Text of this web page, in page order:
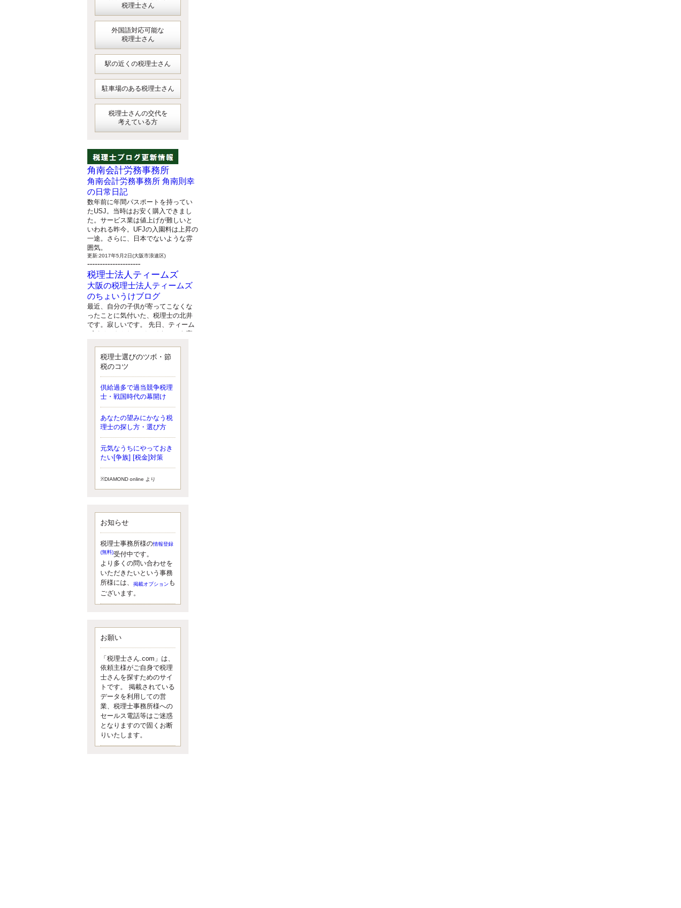
税理士さん
外国語対応可能な
税理士さん
駅の近くの税理士さん
駐車場のある税理士さん
税理士さんの交代を
考えている方
角南会計労務事務所
角南会計労務事務所 角南則幸
の日常日記
数年前に年間パスポートを持ってい
たUSJ。当時はお安く購入できまし
た。サービス業は値上げが難しいと
いわれる昨今。UFJの入園料は上昇の
一途。さらに、日本でないような雰
囲気。
更新:2017年5月2日(大阪市浪速区)
---------------------
税理士法人ティームズ
大阪の税理士法人ティームズ
のちょいうけブログ
最近、自分の子供が寄ってこなくな
ったことに気付いた、税理士の北井
です。寂しいです。 先日、ティーム
ズイベントとしてバーベキューを実
と思いましたが、そこはセンスある
後のブロガーに任せようと思いま
更新:2017年5月1日(大阪市北区)
---------------------
サクセス会計事務所
サクセス税理士のお役立ちブ
ログ
平成２７年１月１日以降開始の相続
より、相続税の基礎控除額（相続税
が課税されない遺産の上限額）が縮
小されたため、お亡くなりになった
更新:2017年5月1日(大阪市中央区)
---------------------
湘南のぽっちゃり女性税理士
松村文子と湘南ＢＵ
また最近、税理士試験のご相談を受
けることおおくなりました。受験申
し込み受け付け開始になるからです
ね。勉強したが、中途半端なので、
受験が無駄に思っている人もいるよ
うです。まず、私ならダメと思う前
に、全力で勝負してみたいです！
更新:2017年5月1日(神奈川県藤沢市)
---------------------
イクメン税理士による税金ブ
ログです。
なくて七クセ 目は口ほどにモノを言
う 色んなことわざがありますが、無
意識に出ている身体のサイン。 心理
学では、ちゃんと意味があるようで
す。 疑問に思ったら考える 先日知り
合った方、初対面では何
更新:2017年5月1日(京都市下京区)
---------------------
内田敦税理士事務所
イクメン税理士による税金ブ
ログです。
税理士選びのツボ・節
税のコツ
供給過多で過当競争税理
士・戦国時代の幕開け
あなたの望みにかなう税
理士の探し方・選び方
元気なうちにやっておき
たい[争族] [税金]対策
※DIAMOND online より
お知らせ
税理士事務所様の情報登録
(無料)受付中です。
より多くの問い合わせを
いただきたいという事務
所様には、
掲載オプション も
ございます。
お願い
「税理士さん.com」は、
依頼主様がご自身で税理
士さんを探すためのサイ
トです。 掲載されている
データを利用しての営
業、税理士事務所様への
セールス電話等はご迷惑
となりますので固くお断
りいたします。